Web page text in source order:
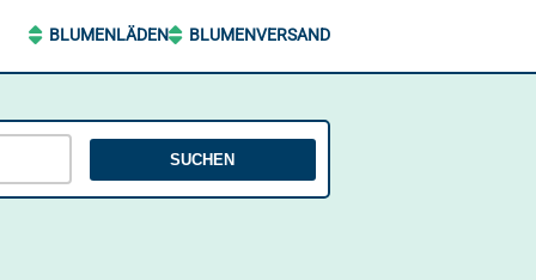
BLUMENLÄDEN BLUMENVERSAND
SUCHEN